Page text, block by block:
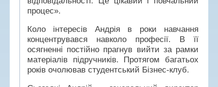
процес».
Коло інтересів Андрія в роки навчання
концентрувався навколо професії. В її
осягненні постійно прагнув вийти за рамки
матеріалів підручників. Протягом багатьох
років очолював студентський Бізнес-клуб.